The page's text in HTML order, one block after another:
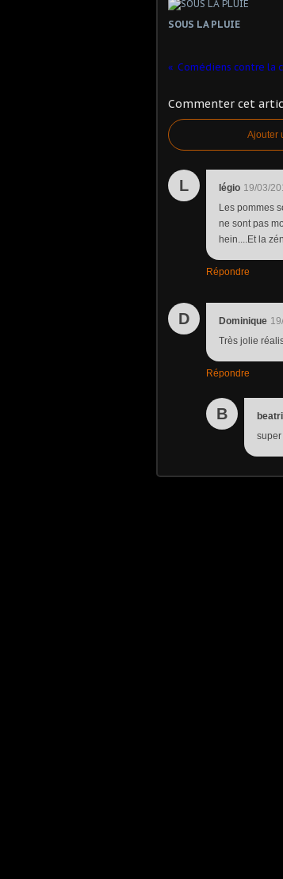
SOUS LA PLUIE
Comédiens contre la
Commenter cet
Ajouter
L légio 19/03/
Les pommes
ne sont pas
hein....Et la
Répondre
D Dominique
Très jolie
Répondre
B